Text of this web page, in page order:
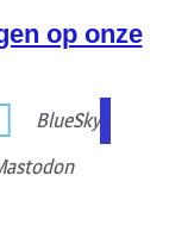
op onze
BlueSky